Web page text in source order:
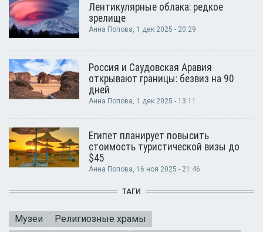
Лентикулярные облака: редкое
зрелище
Анна Попова , 1 дек 2025 - 20:29
Россия и Саудовская Аравия
открывают границы: безвиз на 90
дней
Анна Попова, 1 дек 2025 - 13:11
Египет планирует повысить
стоимость туристической визы до
$45
Анна Попова, 16 ноя 2025 - 21:46
ТАГИ
Музеи
Религиозные храмы